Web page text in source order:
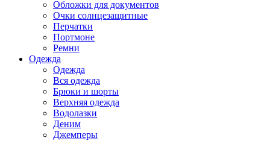
Обложки для документов
Очки солнцезащитные
Перчатки
Портмоне
Ремни
Одежда
Одежда
Вся одежда
Брюки и шорты
Верхняя одежда
Водолазки
Деним
Джемперы